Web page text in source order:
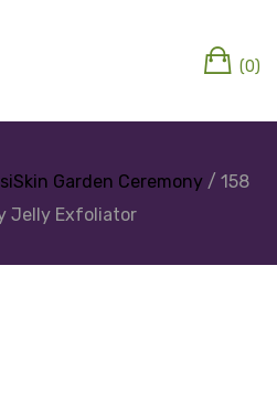
(0)
Garden Ceremony/ 158
Jelly Exfoliator